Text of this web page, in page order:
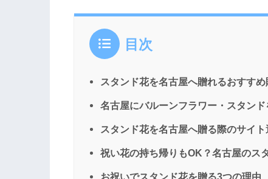
目次
スタンド花を名古屋へ贈れるおすす
名古屋にバルーンフラワー・スタン
スタンド花を名古屋へ贈る際のサイ
祝い花の持ち帰りもOK？名古屋のス
お祝いでスタンド花を贈る3つの理由